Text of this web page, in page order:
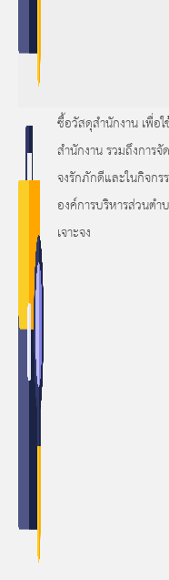
ซื้อวัสดุสำนักงาน เพื่อ
สำนักงาน รวมถึงการ
จงรักภักดีและในกิจก
องค์การบริหารส่วนตำ
เจาะจง